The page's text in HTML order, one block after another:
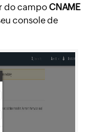
do campoCNAME
console de